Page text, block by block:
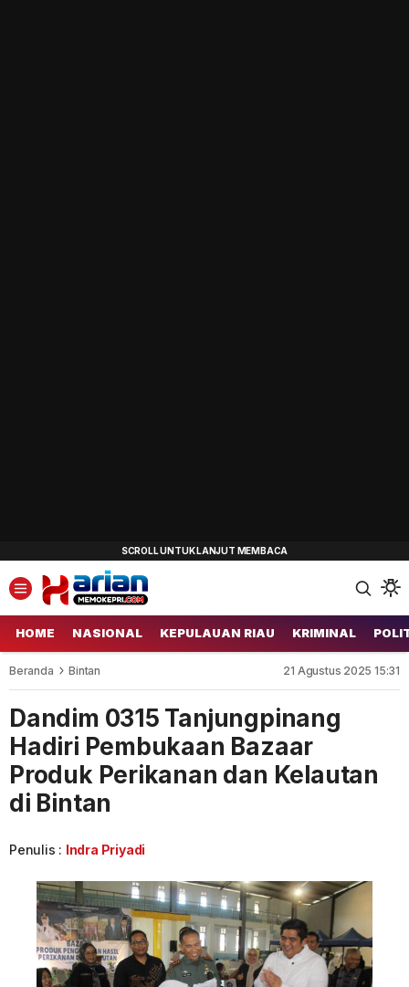
HOME NASIONAL KEPULAUAN RIAU KRIMINAL
Beranda Bintan 21 Agustus 2025 15:31
Dandim 0315 Tanjungpinang
Hadiri Pembukaan Bazaar
Produk Perikanan dan Kelautan
di Bintan
Penulis : Indra Priyadi